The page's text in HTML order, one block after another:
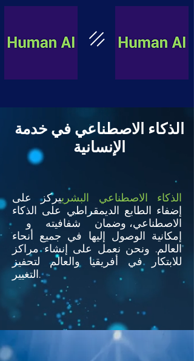
الذكاء الاصطناعي في خدمة
الإنسانية
الذكاء الاصطناعي البشرييركز على
إضفاء الطابع الديمقراطي على الذكاء
الاصطناعي، وضمان شفافيته و
إمكانية الوصول إليها في جميع أنحاء
العالم. ونحن نعمل على إنشاء مراكز
للابتكار في أفريقيا والعالم لتحفيز
التغيير.